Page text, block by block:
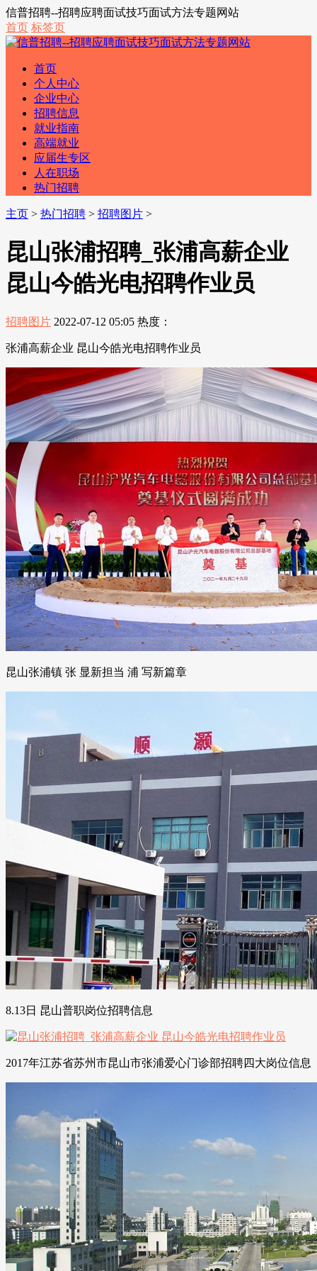
信普招聘--招聘应聘面试技巧面试方法专题网站
首页 标签页
首页
个人中心
企业中心
招聘信息
就业指南
高端就业
应届生专区
人在职场
热门招聘
主页 > 热门招聘 > 招聘图片 >
昆山张浦招聘_张浦高薪企业
昆山今皓光电招聘作业员
招聘图片 2022-07-12 05:05 热度：
张浦高薪企业 昆山今皓光电招聘作业员
昆山张浦镇 张 显新担当 浦 写新篇章
8.13日 昆山普职岗位招聘信息
2017年江苏省苏州市昆山市张浦爱心门诊部招聘四大岗位信息